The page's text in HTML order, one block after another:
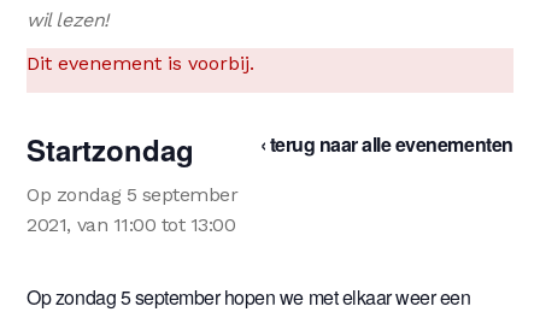
wil lezen!
Dit evenement is voorbij.
‹ terug naar alle evenementen
Startzondag
Op zondag 5 september
2021, van 11:00 tot 13:00
Op zondag 5 september hopen we met elkaar weer een